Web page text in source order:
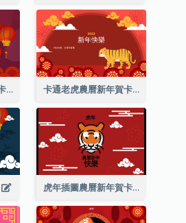
中國傳統新年慶祝賀卡 卡通老虎農曆新年賀卡
虎年插圖農曆新年賀卡